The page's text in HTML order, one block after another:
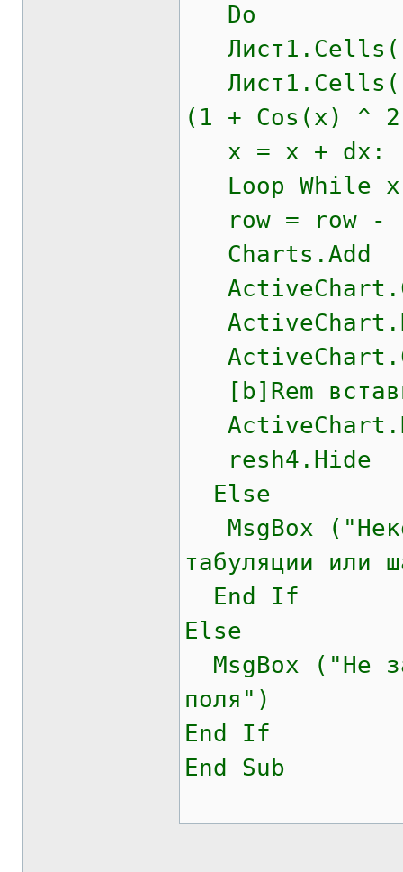
Do
(1 + Cos(x) ^
x = x + dx:
Loop While x
row = row -
Charts.Add
[b]Rem
resh4.Hide
Else
MsgBox
табуляции или
End If
Else
MsgBox ("Не
поля")
End If
End Sub